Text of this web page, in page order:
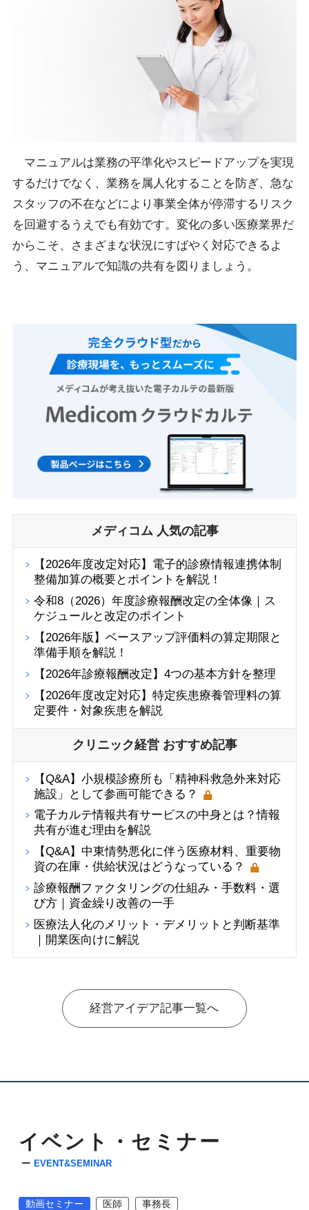
マニュアルは業務の平準化やスピードアップを実現
するだけでなく、業務を属人化することを防ぎ、急な
スタッフの不在などにより事業全体が停滞するリスク
を回避するうえでも有効です。変化の多い医療業界だ
からこそ、さまざまな状況にすばやく対応できるよ
う、マニュアルで知識の共有を図りましょう。
メディコム 人気の記事
【2026年度改定対応】電子的診療情報連携体制
整備加算の概要とポイントを解説！
令和8（2026）年度診療報酬改定の全体像｜ス
ケジュールと改定のポイント
【2026年版】ベースアップ評価料の算定期限と
準備手順を解説！
【2026年診療報酬改定】4つの基本方針を整理
【2026年度改定対応】特定疾患療養管理料の算
定要件・対象疾患を解説
クリニック経営 おすすめ記事
【Q&A】小規模診療所も「精神科救急外来対応
施設」として参画可能できる？
電子カルテ情報共有サービスの中身とは？情報
共有が進む理由を解説
【Q&A】中東情勢悪化に伴う医療材料、重要物
資の在庫・供給状況はどうなっている？
診療報酬ファクタリングの仕組み・手数料・選
び方｜資金繰り改善の一手
医療法人化のメリット・デメリットと判断基準
｜開業医向けに解説
経営アイデア記事一覧へ
イベント・セミナー
EVENT&SEMINAR
動画セミナー 医師 事務長